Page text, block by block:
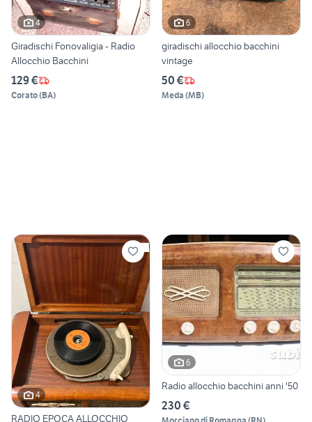
4
Giradischi Fonovaligia - Radio
Allocchio Bacchini
129 €
Corato(BA)
6
giradischi allocchio bacchini
vintage
50 €
Meda (MB)
4
RADIO EPOCA ALLOCCHIO
6
Radio allocchio bacchini anni '50
230 €